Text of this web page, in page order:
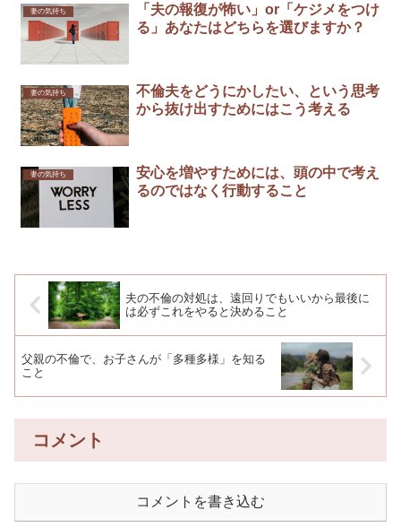
妻の気持ち
「夫の報復が怖い」or「ケジメをつけ
る」あなたはどちらを選びますか？
妻の気持ち
不倫夫をどうにかしたい、という思考
から抜け出すためにはこう考える
妻の気持ち
安心を増やすためには、頭の中で考え
るのではなく行動すること
夫の不倫の対処は、遠回りでもいいから最後に
は必ずこれをやると決めること
父親の不倫で、お子さんが「多種多様」を知る
こと￼
コメント
コメントを書き込む